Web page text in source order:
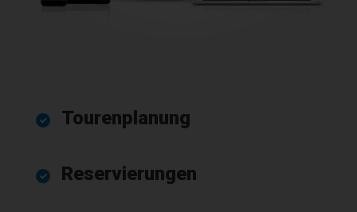
Tourenplanung
Reservierungen